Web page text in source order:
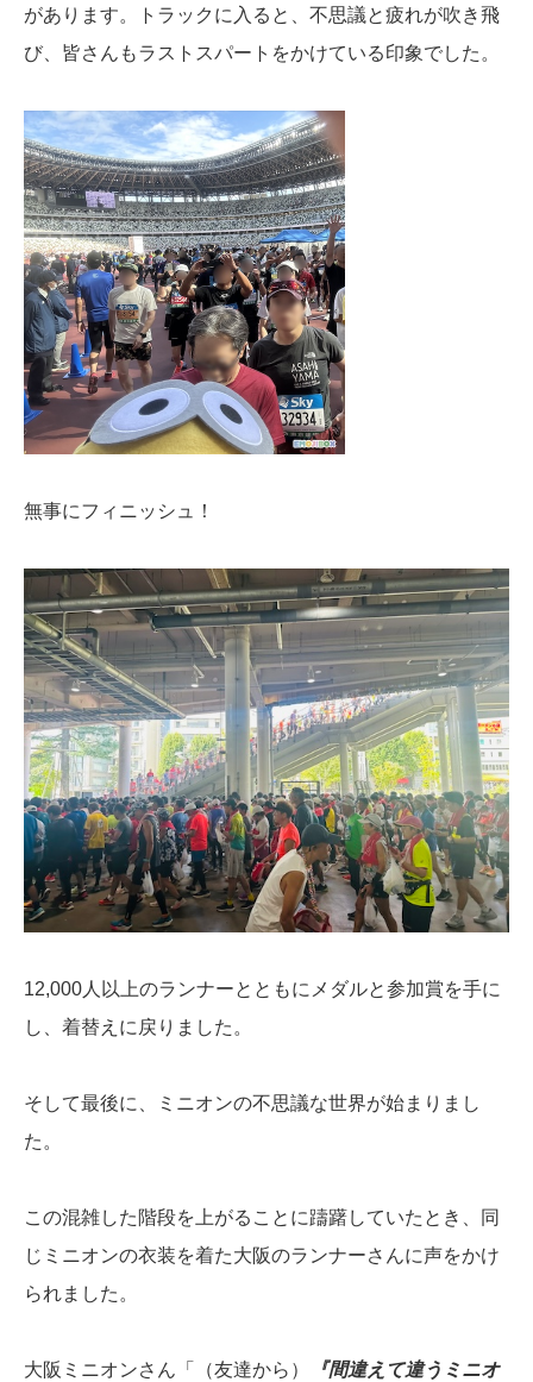
があります。トラックに入ると、不思議と疲れが吹き飛
び、皆さんもラストスパートをかけている印象でした。
無事にフィニッシュ！
12,000人以上のランナーとともにメダルと参加賞を手に
し、着替えに戻りました。
そして最後に、ミニオンの不思議な世界が始まりまし
た。
この混雑した階段を上がることに躊躇していたとき、同
じミニオンの衣装を着た大阪のランナーさんに声をかけ
られました。
大阪ミニオンさん「（友達から）
『間違えて違うミニオ